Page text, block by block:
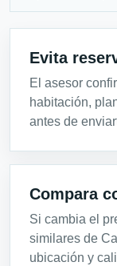
Evita
El asesor
habitación,
antes de
Compara
Si cambia el
similares de
ubicación y